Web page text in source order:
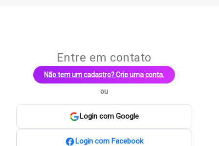
Entre em contato
Não tem um cadastro? Crie uma conta.
ou
Login com Google
Login com Facebook